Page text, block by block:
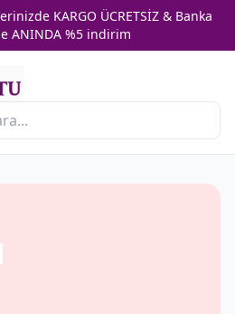
KARGO ÜCRETSİZ & Banka
ANINDA %5 indirim